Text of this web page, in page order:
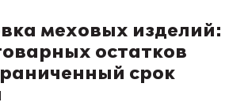
меховых изделий:
остатков
срок